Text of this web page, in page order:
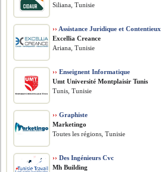
Siliana, Tunisie
›› Assistance Juridique et Contentieux
Excellia Creance
Ariana, Tunisie
›› Enseignent Informatique
Umt Université Montplaisir Tunis
Tunis, Tunisie
›› Graphiste
Marketingo
Toutes les régions, Tunisie
›› Des Ingénieurs Cvc
Mh Building